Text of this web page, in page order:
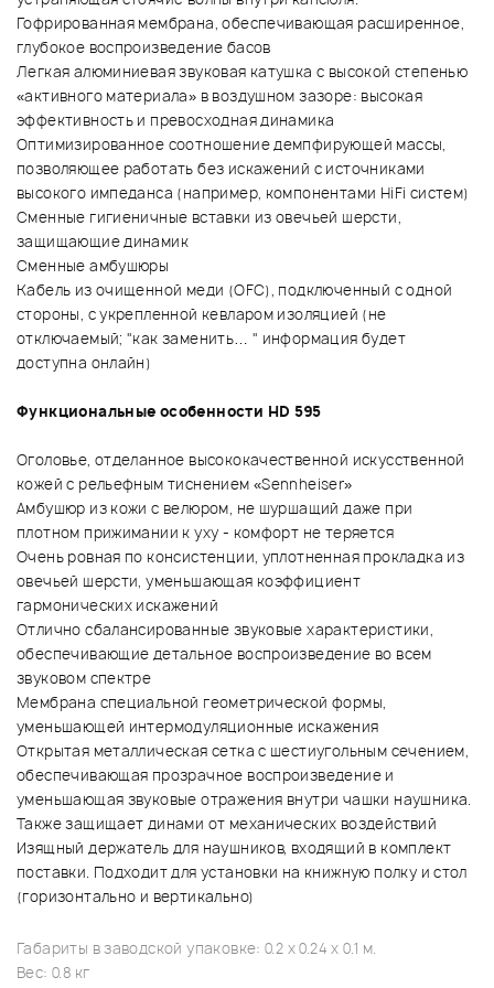
Гофрированная мембрана, обеспечивающая расширенное,
глубокое воспроизведение басов
Легкая алюминиевая звуковая катушка с высокой степенью
«активного материала» в воздушном зазоре: высокая
эффективность и превосходная динамика
Оптимизированное соотношение демпфирующей массы,
позволяющее работать без искажений с источниками
высокого импеданса (например, компонентами HiFi систем)
Сменные гигиеничные вставки из овечьей шерсти,
защищающие динамик
Сменные амбушюры
Кабель из очищенной меди (OFC), подключенный с одной
стороны, с укрепленной кевларом изоляцией (не
отключаемый; "как заменить… " информация будет
доступна онлайн)
Функциональные особенности HD 595
Оголовье, отделанное высококачественной искусственной
кожей с рельефным тиснением «Sennheiser»
Амбушюр из кожи с велюром, не шуршащий даже при
плотном прижимании к уху - комфорт не теряется
Очень ровная по консистенции, уплотненная прокладка из
овечьей шерсти, уменьшающая коэффициент
гармонических искажений
Отлично сбалансированные звуковые характеристики,
обеспечивающие детальное воспроизведение во всем
звуковом спектре
Мембрана специальной геометрической формы,
уменьшающей интермодуляционные искажения
Открытая металлическая сетка с шестиугольным сечением,
обеспечивающая прозрачное воспроизведение и
уменьшающая звуковые отражения внутри чашки наушника.
Также защищает динами от механических воздействий
Изящный держатель для наушников, входящий в комплект
поставки. Подходит для установки на книжную полку и стол
(горизонтально и вертикально)
Габариты в заводской упаковке: 0.2 x 0.24 x 0.1 м.
Вес: 0.8 кг